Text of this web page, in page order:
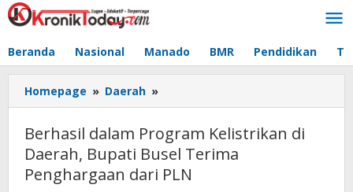
Lewati
ke
Beranda Nasional Manado BMR Pendidikan
Homepage » Daerah »
dalam
Kelistrikan
di
Daerah,
Berhasil dalam Program Kelistrikan di
Daerah, Bupati Busel Terima
Penghargaan dari PLN